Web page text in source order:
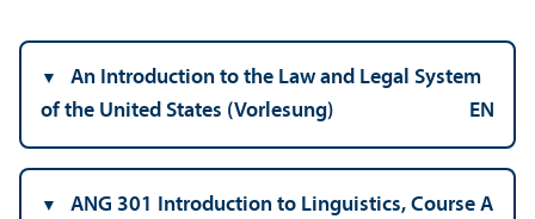
An Introduction to the Law and Legal System
of the United States (Vorlesung)
EN
ANG 301 Introduction to Linguistics, Course A